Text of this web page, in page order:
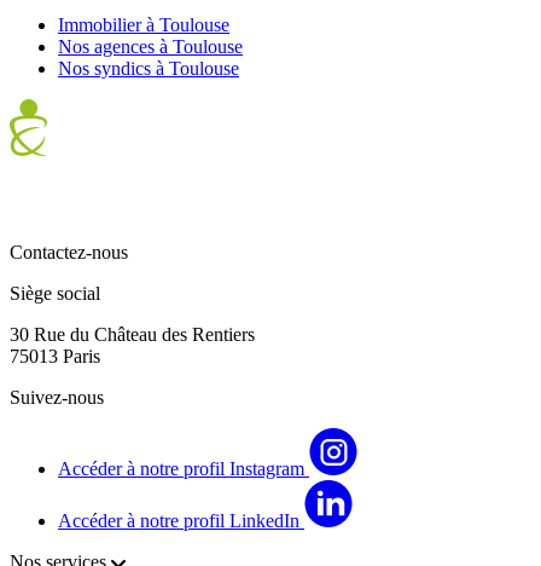
Immobilier à Toulouse
Nos agences à Toulouse
Nos syndics à Toulouse
Contactez-nous
Siège social
30 Rue du Château des Rentiers
75013 Paris
Suivez-nous
Accéder à notre profil Instagram
Accéder à notre profil LinkedIn
Nos services